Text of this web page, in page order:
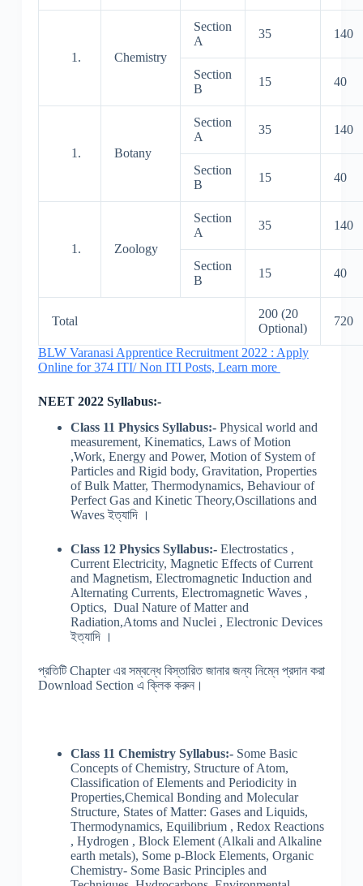
Chemistry
Section
A
35 140
Section
B
15 40
Botany
Section
A
35 140
Section
B
15 40
Zoology
Section
A
35 140
Section
B
15 40
Total
200 (20
Optional)
720
BLW Varanasi Apprentice Recruitment 2022 : Apply
Online for 374 ITI/ Non ITI Posts, Learn more
NEET 2022 Syllabus:-
Class 11 Physics Syllabus:- Physical world and
measurement, Kinematics, Laws of Motion
,Work, Energy and Power, Motion of System of
Particles and Rigid body, Gravitation, Properties
of Bulk Matter, Thermodynamics, Behaviour of
Perfect Gas and Kinetic Theory,Oscillations and
Waves ইত্যাদি ।
Class 12 Physics Syllabus:- Electrostatics ,
Current Electricity, Magnetic Effects of Current
and Magnetism, Electromagnetic Induction and
Alternating Currents, Electromagnetic Waves ,
Optics, Dual Nature of Matter and
Radiation,Atoms and Nuclei , Electronic Devices
ইত্যাদি ।
প্রতিটি Chapter এর সম্বন্ধে বিস্তারিত জানার জন্য নিম্নে প্রদান করা
Download Section এ ক্লিক করুন।
Class 11 Chemistry Syllabus:- Some Basic
Concepts of Chemistry, Structure of Atom,
Classification of Elements and Periodicity in
Properties,Chemical Bonding and Molecular
Structure, States of Matter: Gases and Liquids,
Thermodynamics, Equilibrium , Redox Reactions
, Hydrogen , Block Element (Alkali and Alkaline
earth metals), Some p-Block Elements, Organic
Chemistry- Some Basic Principles and